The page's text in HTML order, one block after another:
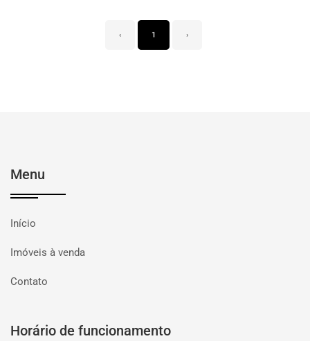
‹ 1 ›
Menu
Início
Imóveis à venda
Contato
Horário de funcionamento